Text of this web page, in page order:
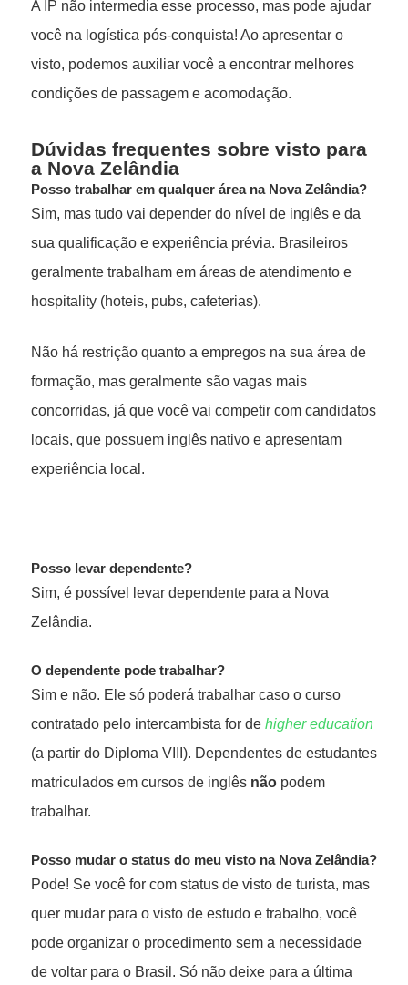
A IP não intermedia esse processo, mas pode ajudar
você na logística pós-conquista! Ao apresentar o
visto, podemos auxiliar você a encontrar melhores
condições de passagem e acomodação.
Dúvidas frequentes sobre visto para
a Nova Zelândia
Posso trabalhar em qualquer área na Nova Zelândia?
Sim, mas tudo vai depender do nível de inglês e da
sua qualificação e experiência prévia. Brasileiros
geralmente trabalham em áreas de atendimento e
hospitality (hoteis, pubs, cafeterias).
Não há restrição quanto a empregos na sua área de
formação, mas geralmente são vagas mais
concorridas, já que você vai competir com candidatos
locais, que possuem inglês nativo e apresentam
experiência local.
Posso levar dependente?
Sim, é possível levar dependente para a Nova
Zelândia.
O dependente pode trabalhar?
Sim e não. Ele só poderá trabalhar caso o curso
contratado pelo intercambista for de higher education
(a partir do Diploma VIII). Dependentes de estudantes
matriculados em cursos de inglês nãopodem
trabalhar.
Posso mudar o status do meu visto na Nova Zelândia?
Pode! Se você for com status de visto de turista, mas
quer mudar para o visto de estudo e trabalho, você
pode organizar o procedimento sem a necessidade
de voltar para o Brasil. Só não deixe para a última